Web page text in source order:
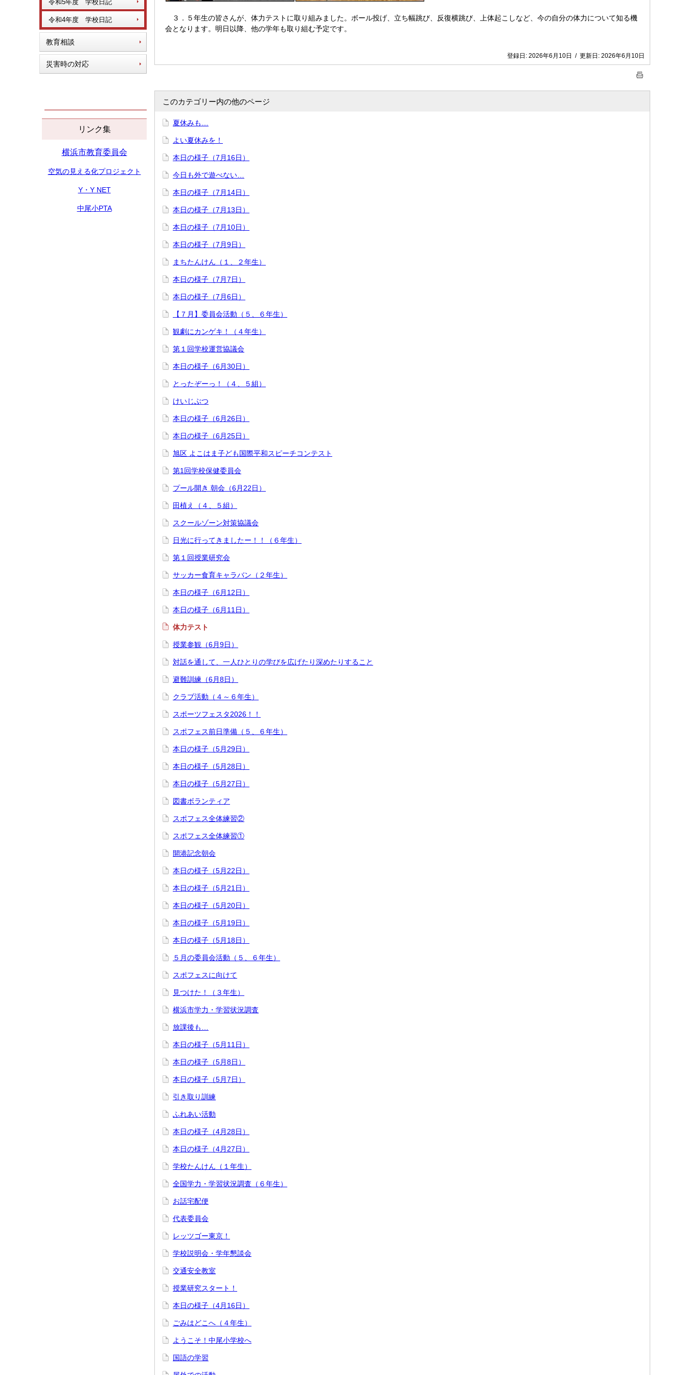
令和5年度 学校日記
令和4年度 学校日記
教育相談
災害時の対応
リンク集
横浜市教育委員会
空気の見える化プロジェクト
Y・Y NET
中尾小PTA
３．５年生の皆さんが、体力テストに取り組みました。ボール投げ、立ち幅跳び、反復横跳び、上体起こしなど、今の自分の体力について知る機
会となります。明日以降、他の学年も取り組む予定です。
登録日: 2026年6月10日 / 更新日: 2026年6月10日
このカテゴリー内の他のページ
夏休みも…
よい夏休みを！
本日の様子（7月16日）
今日も外で遊べない…
本日の様子（7月14日）
本日の様子（7月13日）
本日の様子（7月10日）
本日の様子（7月9日）
まちたんけん（１、２年生）
本日の様子（7月7日）
本日の様子（7月6日）
【７月】委員会活動（５、６年生）
観劇にカンゲキ！（４年生）
第１回学校運営協議会
本日の様子（6月30日）
とったぞーっ！（４、５組）
けいじぶつ
本日の様子（6月26日）
本日の様子（6月25日）
旭区 よこはま子ども国際平和スピーチコンテスト
第1回学校保健委員会
プール開き 朝会（6月22日）
田植え（４、５組）
スクールゾーン対策協議会
日光に行ってきましたー！！（６年生）
第１回授業研究会
サッカー食育キャラバン（２年生）
本日の様子（6月12日）
本日の様子（6月11日）
体力テスト
授業参観（6月9日）
対話を通して、一人ひとりの学びを広げたり深めたりすること
避難訓練（6月8日）
クラブ活動（４～６年生）
スポーツフェスタ2026！！
スポフェス前日準備（５、６年生）
本日の様子（5月29日）
本日の様子（5月28日）
本日の様子（5月27日）
図書ボランティア
スポフェス全体練習②
スポフェス全体練習①
開港記念朝会
本日の様子（5月22日）
本日の様子（5月21日）
本日の様子（5月20日）
本日の様子（5月19日）
本日の様子（5月18日）
５月の委員会活動（５、６年生）
スポフェスに向けて
見つけた！（３年生）
横浜市学力・学習状況調査
放課後も…
本日の様子（5月11日）
本日の様子（5月8日）
本日の様子（5月7日）
引き取り訓練
ふれあい活動
本日の様子（4月28日）
本日の様子（4月27日）
学校たんけん（１年生）
全国学力・学習状況調査（６年生）
お話宅配便
代表委員会
レッツゴー東京！
学校説明会・学年懇談会
交通安全教室
授業研究スタート！
本日の様子（4月16日）
ごみはどこへ（４年生）
ようこそ！中尾小学校へ
国語の学習